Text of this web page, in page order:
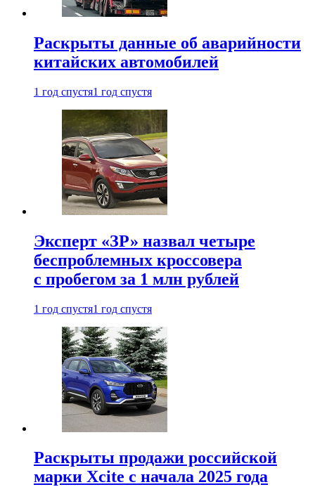
Раскрыты данные об аварийности
китайских автомобилей
1 год спустя1 год спустя
Эксперт «ЗР» назвал четыре
беспроблемных кроссовера
с пробегом за 1 млн рублей
1 год спустя1 год спустя
Раскрыты продажи российской
марки Xcite с начала 2025 года